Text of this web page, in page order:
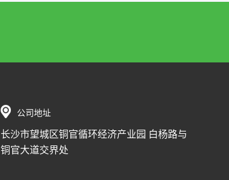
公司地址
长沙市望城区铜官循环经济产业园 白杨路与
铜官大道交界处